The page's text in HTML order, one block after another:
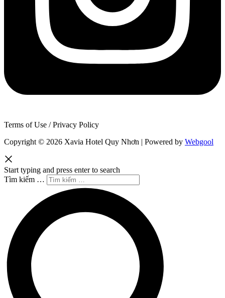
Terms of Use / Privacy Policy
Copyright © 2026 Xavia Hotel Quy Nhơn | Powered by Webgool
Start typing and press enter to search
Tìm kiếm …